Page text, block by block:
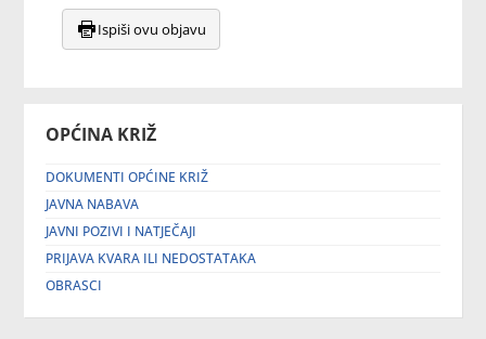
OPĆINA KRIŽ
DOKUMENTI OPĆINE KRIŽ
JAVNA NABAVA
JAVNI POZIVI I NATJEČAJI
PRIJAVA KVARA ILI NEDOSTATAKA
OBRASCI
Ispiši ovu objavu